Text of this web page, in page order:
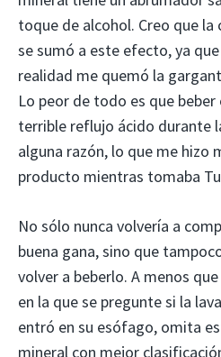
toque de alcohol. Creo que
se sumó a este efecto, ya
realidad me quemó la
Lo peor de todo es que
terrible reflujo ácido durante
alguna razón, lo que me hizo
producto mientras tomaba
No sólo nunca volvería a
buena gana, sino que
volver a beberlo. A menos
en la que se pregunte si la
entró en su esófago, omita
mineral con mejor